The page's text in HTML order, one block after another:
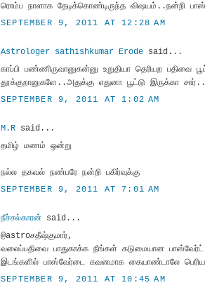
ரொம்ப நாளாக தேடிக்கொண்டிருந்த விஷயம்..நன்றி
SEPTEMBER 9, 2011 AT 12:28 AM
Astrologer sathishkumar Erode said...
காப்பி பண்ணிருவானுகன்னு உறுதியா தெரியற
தூக்குறானுகளே..அதுக்கு எதுனா பூட்டு இருக்கா
SEPTEMBER 9, 2011 AT 1:02 AM
M.R said...
தமிழ் மணம் ஒன்று
நல்ல தகவல் நண்பரே நன்றி பகிர்வுக்கு
SEPTEMBER 9, 2011 AT 7:01 AM
நீச்சல்காரன் said...
@astroசதீஷ்குமார்,
வலைப்பதிவை பாதுகாக்க நீங்கள் கடுமையான
இடங்களில் பாஸ்வேர்டை கவனமாக கையாண்டாலே
SEPTEMBER 9, 2011 AT 10:45 AM